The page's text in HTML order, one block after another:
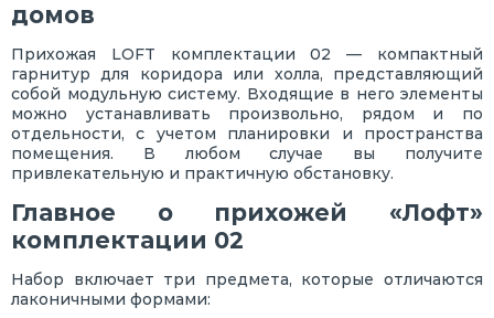
домов
Прихожая LOFT комплектации 02 — компактный
гарнитур для коридора или холла, представляющий
собой модульную систему. Входящие в него элементы
можно устанавливать произвольно, рядом и по
отдельности, с учетом планировки и пространства
помещения. В любом случае вы получите
привлекательную и практичную обстановку.
Главное о прихожей «Лофт»
комплектации 02
Набор включает три предмета, которые отличаются
лаконичными формами: